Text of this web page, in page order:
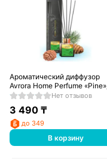
Ароматический диффузор
Avrora Home Perfume
50мл
Нет отзывов
3 490₸
до 349
В корзину